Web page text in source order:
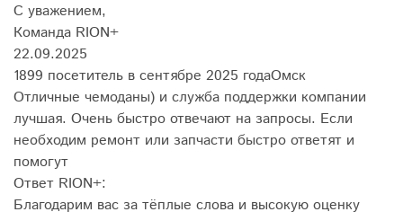
С уважением,
Команда RION+
22.09.2025
1899 посетитель в сентябре 2025 годаОмск
Отличные чемоданы) и служба поддержки компании
лучшая. Очень быстро отвечают на запросы. Если
необходим ремонт или запчасти быстро ответят и
помогут
Ответ RION+:
Благодарим вас за тёплые слова и высокую оценку